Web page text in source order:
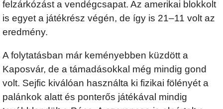
felzárkózást a vendégcsapat. Az amerikai blokkolt
is egyet a játékrész végén, de így is 21–11 volt az
eredmény.
A folytatásban már keményebben küzdött a
Kaposvár, de a támadásokkal még mindig gond
volt. Sejfic kiválóan használta ki fizikai fölényét a
palánkok alatt és ponterős játékával mindig